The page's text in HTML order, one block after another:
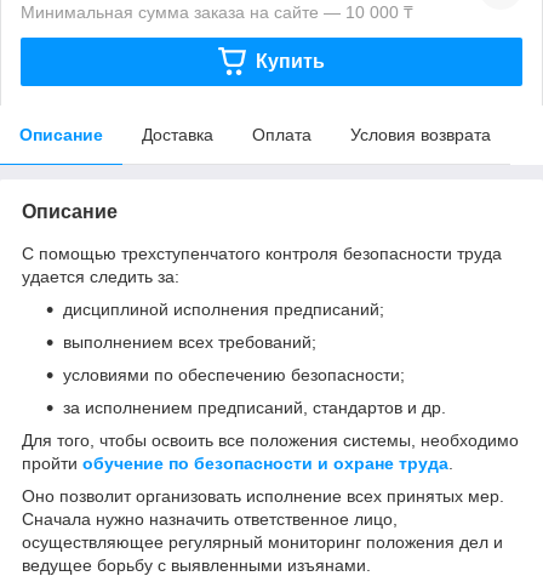
Минимальная сумма заказа на сайте — 10 000 ₸
Купить
Описание Доставка Оплата Условия возврата
Описание
С помощью трехступенчатого контроля безопасности труда
удается следить за:
дисциплиной исполнения предписаний;
выполнением всех требований;
условиями по обеспечению безопасности;
за исполнением предписаний, стандартов и др.
Для того, чтобы освоить все положения системы, необходимо
пройти обучение по безопасности и охране труда
Оно позволит организовать исполнение всех принятых мер.
Сначала нужно назначить ответственное лицо,
осуществляющее регулярный мониторинг положения дел и
ведущее борьбу с выявленными изъянами.